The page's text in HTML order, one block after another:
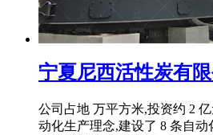
宁夏尼西活性炭有限
公司占地 万平方米,投资约 2
动化生产理念,建设了 8 条自